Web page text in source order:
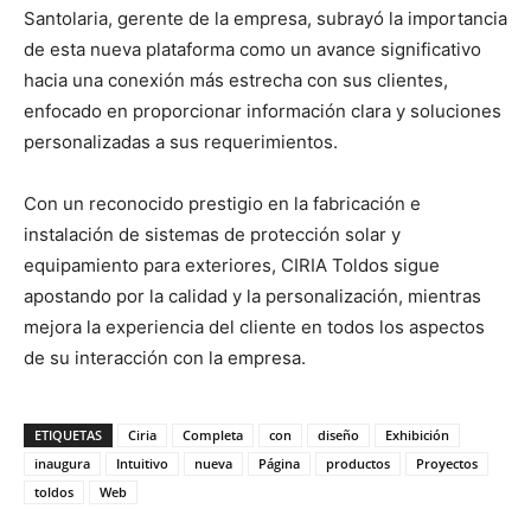
Santolaria, gerente de la empresa, subrayó la importancia
de esta nueva plataforma como un avance significativo
hacia una conexión más estrecha con sus clientes,
enfocado en proporcionar información clara y soluciones
personalizadas a sus requerimientos.
Con un reconocido prestigio en la fabricación e
instalación de sistemas de protección solar y
equipamiento para exteriores, CIRIA Toldos sigue
apostando por la calidad y la personalización, mientras
mejora la experiencia del cliente en todos los aspectos
de su interacción con la empresa.
ETIQUETAS Ciria Completa con diseño
Exhibición
inaugura
Intuitivo nueva Página productos
Proyectos
toldos
Web